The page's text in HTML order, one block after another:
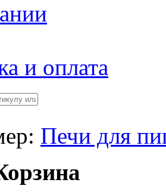
и оплата
Печи для